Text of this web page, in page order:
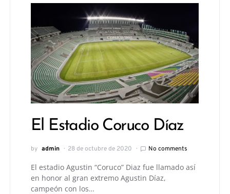
El Estadio Coruco Díaz
by admin 28 de octubre de 2020 No comments
El estadio Agustin “Coruco” Diaz fue llamado así
en honor al gran extremo Agustin Díaz,
campeón con los…